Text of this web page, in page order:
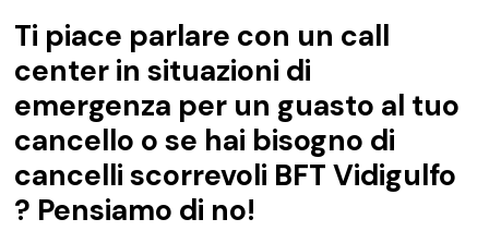
Ti piace parlare con un call
center in situazioni di
emergenza per un guasto al tuo
cancello o se hai bisogno di
cancelli scorrevoli BFT Vidigulfo
? Pensiamo di no!